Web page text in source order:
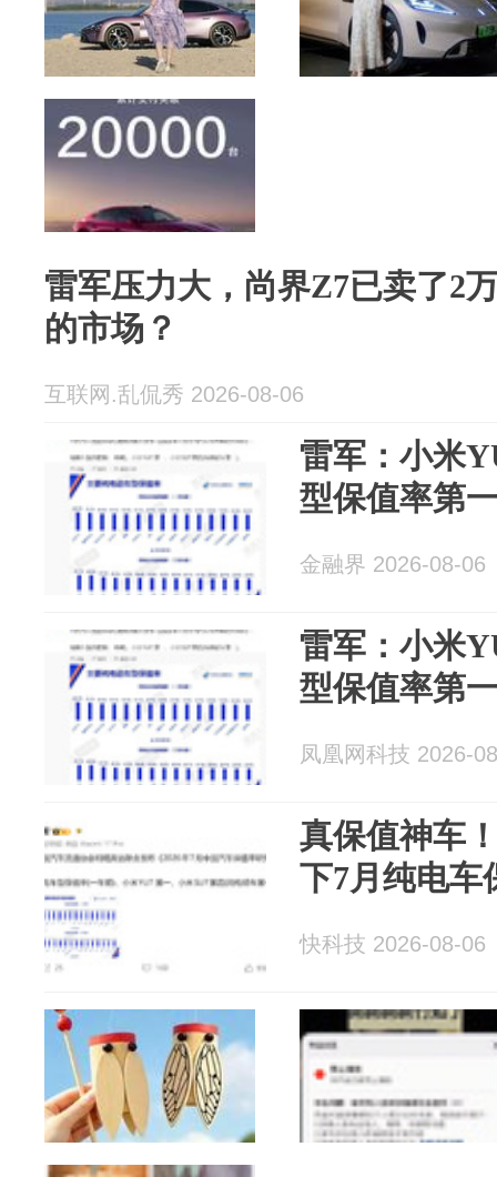
雷军压力大，尚界Z7已卖了2
的市场？
互联网.乱侃秀 2026-08-06
雷军：小米
型保值率第
金融界 2026-08-06
雷军：小米
型保值率第
凤凰网科技 2026-
真保值神车
下7月纯电车
快科技 2026-08-06